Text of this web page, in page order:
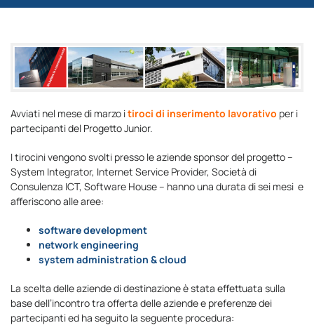
Avviati nel mese di marzo itiroci di inserimento lavorativo per i
partecipanti del Progetto Junior.
I tirocini vengono svolti presso le aziende sponsor del progetto –
System Integrator, Internet Service Provider, Società di
Consulenza ICT, Software House – hanno una durata di sei mesi e
afferiscono alle aree:
software development
network engineering
system administration & cloud
La scelta delle aziende di destinazione è stata effettuata sulla
base dell’incontro tra offerta delle aziende e preferenze dei
partecipanti ed ha seguito la seguente procedura: